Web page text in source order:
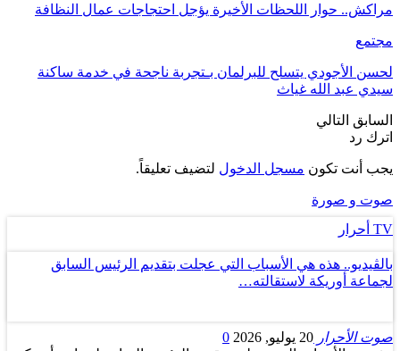
مراكش.. حوار اللحظات الأخيرة يؤجل احتجاجات عمال النظافة
مجتمع
لحسن الأجودي يتسلح للبرلمان بـتجربة ناجحة في خدمة ساكنة
سيدي عبد الله غياث
السابق التالي
اترك رد
يجب أنت تكون مسجل الدخول لتضيف تعليقاً.
صوت و صورة
TV أحرار
بالڤيديو.. هذه هي الأسباب التي عجلت بتقديم الرئيس السابق
لجماعة أوريكة لاستقالته…
صوت الأحرار 20 يوليو, 2026
0